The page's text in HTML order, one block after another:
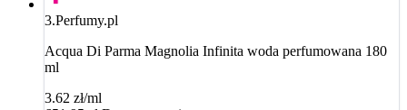
3.Perfumy.pl
Acqua Di Parma Magnolia Infinita woda perfumowana 180
ml
3.62 zł/ml